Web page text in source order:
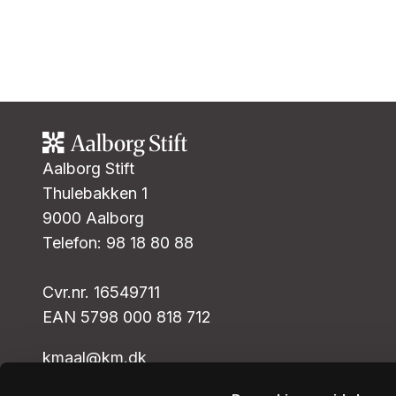
Aalborg Stift
Thulebakken 1
9000 Aalborg
Telefon: 98 18 80 88
Cvr.nr. 16549711
EAN 5798 000 818 712
kmaal@km.dk